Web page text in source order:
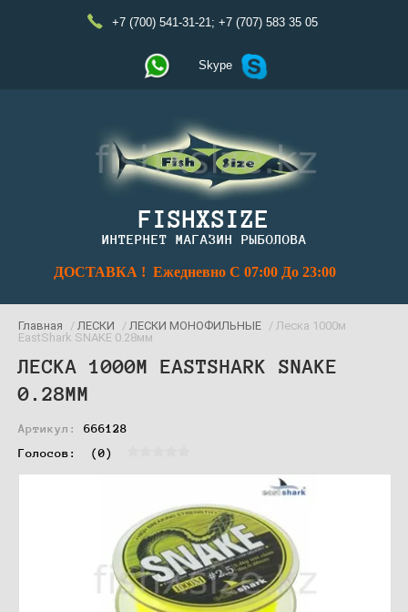
+7 (700) 541-31-21; +7 (707) 583 35 05
Skype
FISHXSIZE
ИНТЕРНЕТ МАГАЗИН РЫБОЛОВА
ДОСТАВКА ! Ежедневно С 07:00 До 23:00
Главная / ЛЕСКИ / ЛЕСКИ МОНОФИЛЬНЫЕ / Леска 1000м
EastShark SNAKE 0.28мм
ЛЕСКА 1000М EASTSHARK SNAKE
0.28ММ
Артикул:
666128
Голосов: (0)